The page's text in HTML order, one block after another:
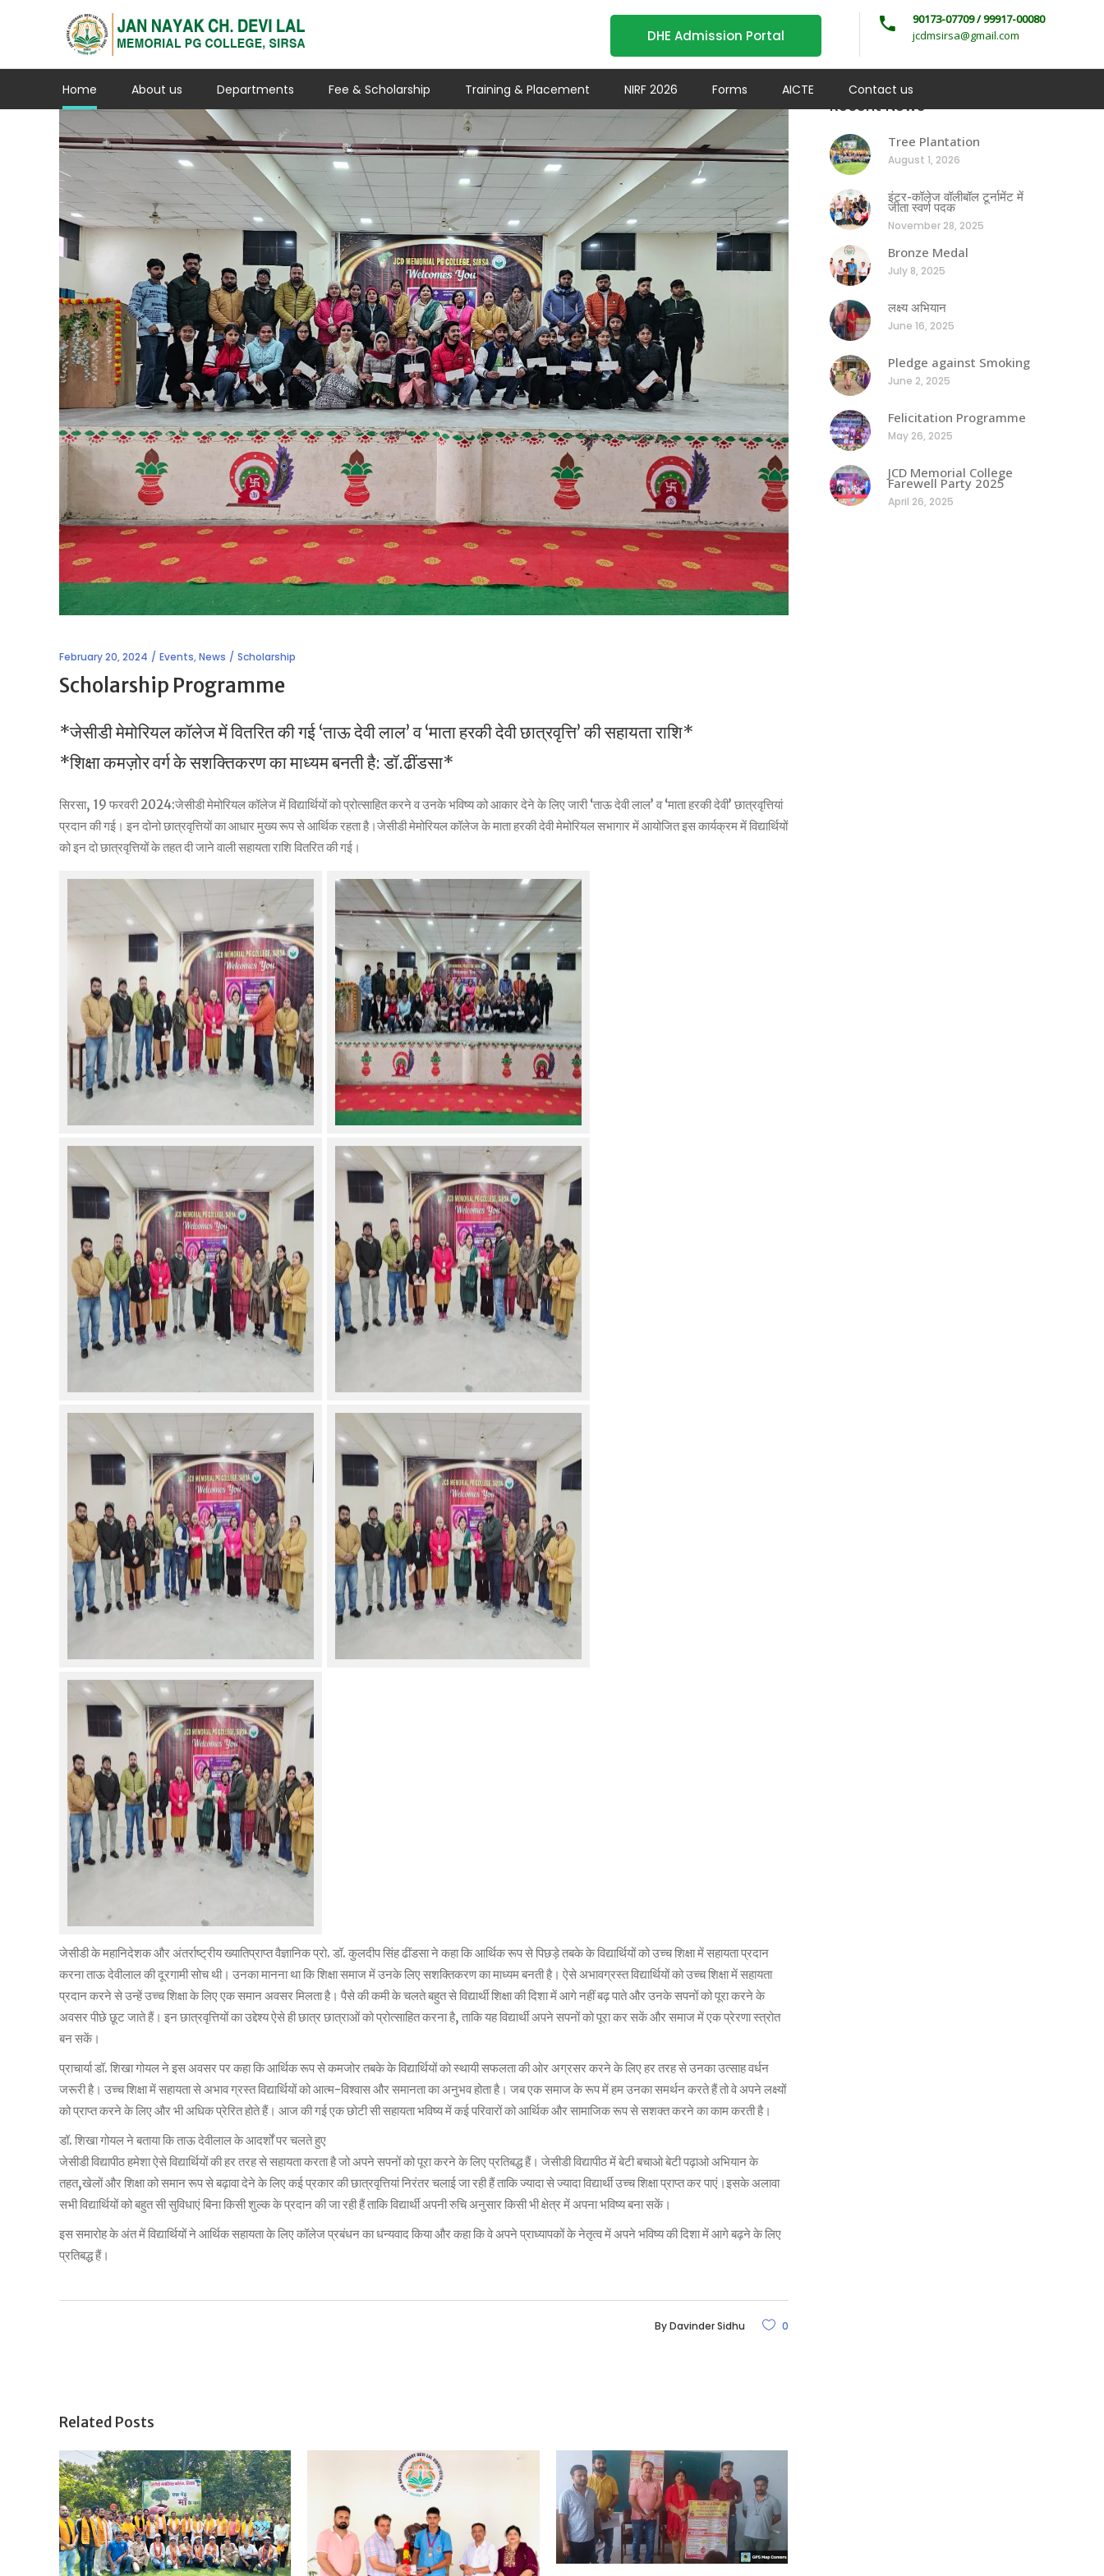
DHE Admission Portal
90173-07709 / 99917-00080
jcdmsirsa@gmail.com
Home About us Departments Fee & Scholarship Training & Placement NIRF 2026 Forms AICTE Contact us
February 20, 2024 Events,News Scholarship
Scholarship Programme
*जेसीडी मेमोरियल कॉलेज में वितरित की गई ‘ताऊ देवी लाल’ व ‘माता हरकी देवी छात्रवृत्ति’ की सहायता राशि*
*शिक्षा कमज़ोर वर्ग के सशक्तिकरण का माध्यम बनती है: डॉ.ढींडसा*
सिरसा, 19 फरवरी 2024:जेसीडी मेमोरियल कॉलेज में विद्यार्थियों को प्रोत्साहित करने व उनके भविष्य को आकार देने के लिए जारी ‘ताऊ देवी लाल’ व ‘माता हरकी देवी’ छात्रवृत्तियां
प्रदान की गई। इन दोनो छात्रवृत्तियों का आधार मुख्य रूप से आर्थिक रहता है।जेसीडी मेमोरियल कॉलेज के माता हरकी देवी मेमोरियल सभागार में आयोजित इस कार्यक्रम में विद्यार्थियों
को इन दो छात्रवृत्तियों के तहत दी जाने वाली सहायता राशि वितरित की गई।
जेसीडी के महानिदेशक और अंतर्राष्ट्रीय ख्यातिप्राप्त वैज्ञानिक प्रो. डॉ. कुलदीप सिंह ढींडसा ने कहा कि आर्थिक रूप से पिछड़े तबके के विद्यार्थियों को उच्च शिक्षा में सहायता प्रदान
करना ताऊ देवीलाल की दूरगामी सोच थी। उनका मानना था कि शिक्षा समाज में उनके लिए सशक्तिकरण का माध्यम बनती है। ऐसे अभावग्रस्त विद्यार्थियों को उच्च शिक्षा में सहायता
प्रदान करने से उन्हें उच्च शिक्षा के लिए एक समान अवसर मिलता है। पैसे की कमी के चलते बहुत से विद्यार्थी शिक्षा की दिशा में आगे नहीं बढ़ पाते और उनके सपनों को पूरा करने के
अवसर पीछे छूट जाते हैं। इन छात्रवृत्तियों का उद्देश्य ऐसे ही छात्र छात्राओं को प्रोत्साहित करना है, ताकि यह विद्यार्थी अपने सपनों को पूरा कर सकें और समाज में एक प्रेरणा स्त्रोत
बन सकें।
प्राचार्या डॉ. शिखा गोयल ने इस अवसर पर कहा कि आर्थिक रूप से कमजोर तबके के विद्यार्थियों को स्थायी सफलता की ओर अग्रसर करने के लिए हर तरह से उनका उत्साह वर्धन
जरूरी है। उच्च शिक्षा में सहायता से अभाव ग्रस्त विद्यार्थियों को आत्म-विश्वास और समानता का अनुभव होता है। जब एक समाज के रूप में हम उनका समर्थन करते हैं तो वे अपने लक्ष्यों
को प्राप्त करने के लिए और भी अधिक प्रेरित होते हैं। आज की गई एक छोटी सी सहायता भविष्य में कई परिवारों को आर्थिक और सामाजिक रूप से सशक्त करने का काम करती है।
डॉ. शिखा गोयल ने बताया कि ताऊ देवीलाल के आदर्शों पर चलते हुए
जेसीडी विद्यापीठ हमेशा ऐसे विद्यार्थियों की हर तरह से सहायता करता है जो अपने सपनों को पूरा करने के लिए प्रतिबद्ध हैं। जेसीडी विद्यापीठ में बेटी बचाओ बेटी पढ़ाओ अभियान के
तहत,खेलों और शिक्षा को समान रूप से बढ़ावा देने के लिए कई प्रकार की छात्रवृत्तियां निरंतर चलाई जा रही हैं ताकि ज्यादा से ज्यादा विद्यार्थी उच्च शिक्षा प्राप्त कर पाएं।इसके अलावा
सभी विद्यार्थियों को बहुत सी सुविधाएं बिना किसी शुल्क के प्रदान की जा रही हैं ताकि विद्यार्थी अपनी रुचि अनुसार किसी भी क्षेत्र में अपना भविष्य बना सकें।
इस समारोह के अंत में विद्यार्थियों ने आर्थिक सहायता के लिए कॉलेज प्रबंधन का धन्यवाद किया और कहा कि वे अपने प्राध्यापकों के नेतृत्व में अपने भविष्य की दिशा में आगे बढ़ने के लिए
प्रतिबद्ध हैं।
ByDavinder Sidhu 0
Related Posts
Recent News
Tree Plantation
August 1, 2026
इंटर-कॉलेज वॉलीबॉल टूर्नामेंट में
जीता स्वर्ण पदक
November 28, 2025
Bronze Medal
July 8, 2025
लक्ष्य अभियान
June 16, 2025
Pledge against Smoking
June 2, 2025
Felicitation Programme
May 26, 2025
JCD Memorial College
Farewell Party 2025
April 26, 2025